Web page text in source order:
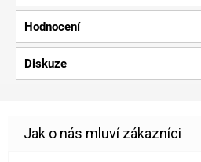
Hodnocení
Diskuze